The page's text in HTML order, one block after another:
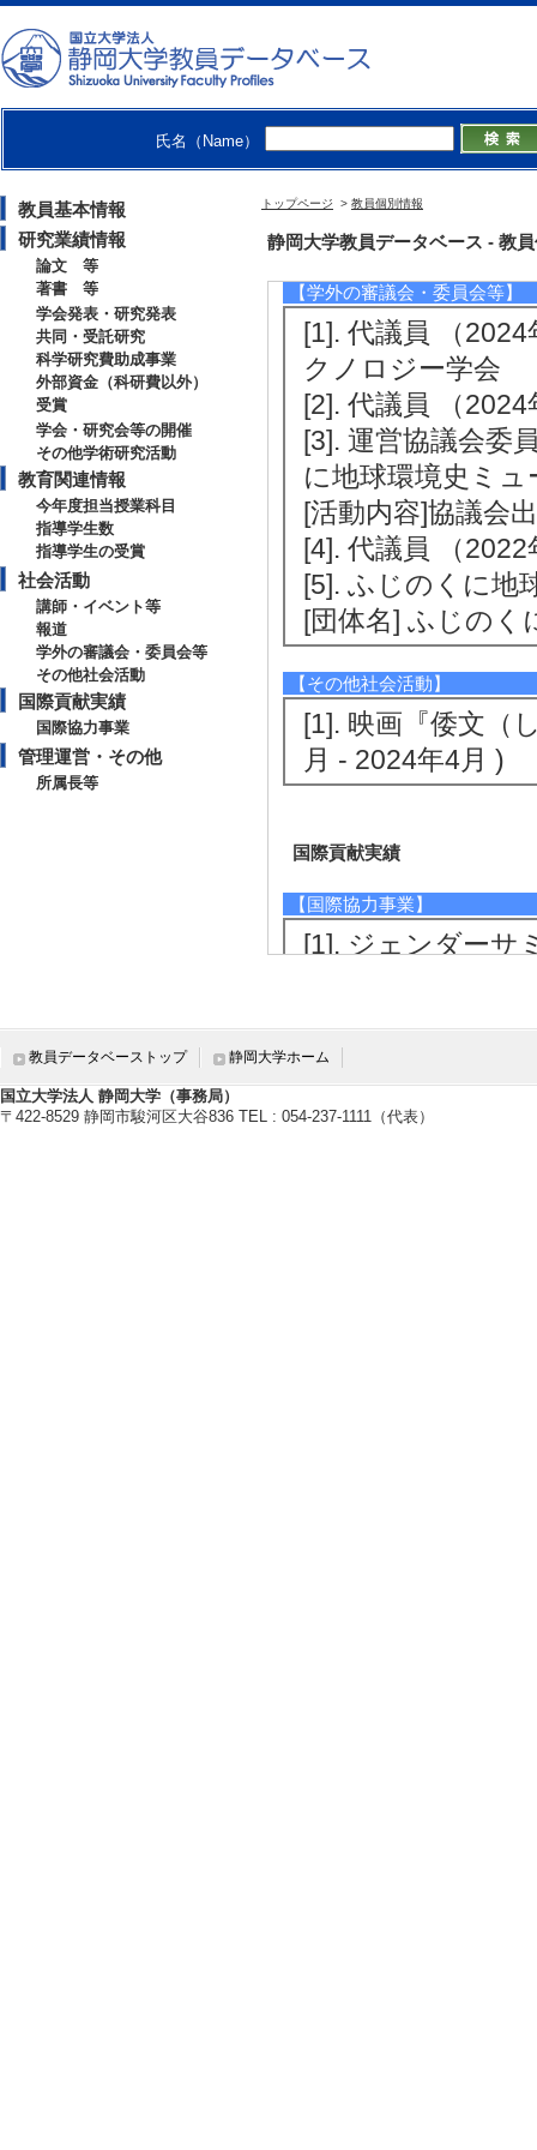
氏名（Name）
教員基本情報
研究業績情報
論文 等
著書 等
学会発表・研究発表
共同・受託研究
科学研究費助成事業
外部資金（科研費以外）
受賞
学会・研究会等の開催
その他学術研究活動
教育関連情報
今年度担当授業科目
指導学生数
指導学生の受賞
社会活動
講師・イベント等
報道
学外の審議会・委員会等
その他社会活動
国際貢献実績
国際協力事業
管理運営・その他
所属長等
トップページ > 教員個別情報
静岡大学教員データベース - 教
[4]. 新聞 県内研
日)
[備考] 静岡新聞朝
[5]. 新聞 『おも
日)
[備考] 静岡新聞朝
【学外の審議会・委員会等】
[1]. 代議員 （
クノロジー学会
[2]. 代議員 （
[3]. 運営協議会委
に地球環境史ミ
[活動内容]協議会
[4]. 代議員 （
[5]. ふじのくに地
[団体名] ふじのく
【その他社会活動】
[1]. 映画『倭文（
月 - 2024年4月 )
国際貢献実績
【国際協力事業】
[1]. ジェンダーサ
のジェンダー平等
教員データベーストップ 静岡大学ホーム
国立大学法人 静岡大学（事務局）
〒422-8529 静岡市駿河区大谷836 TEL : 054-237-1111（代表）